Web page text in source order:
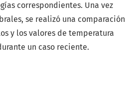
correspondientes. Una vez
se realizó una comparación
y los valores de temperatura
un caso reciente.